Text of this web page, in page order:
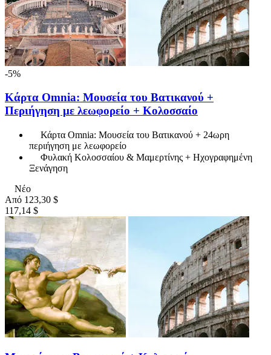
-5%
Κάρτα Omnia: Μουσεία του Βατικανού +
Περιήγηση με λεωφορείο + Κολοσσαίο
Κάρτα Omnia: Μουσεία του Βατικανού + 24ωρη
περιήγηση με λεωφορείο
Φυλακή Κολοσσαίου & Μαμερτίνης + Ηχογραφημένη
Ξενάγηση
Νέο
Από 123,30 $
117,14 $